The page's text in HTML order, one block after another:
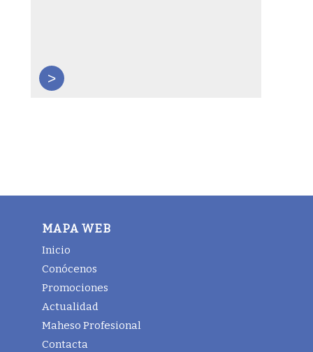
>
MAPA WEB
Inicio
Conócenos
Promociones
Actualidad
Maheso Profesional
Contacta